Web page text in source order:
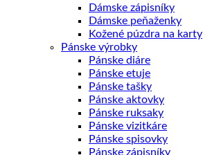
Dámske zápisníky
Dámske peňaženky
Kožené púzdra na karty
Pánske výrobky
Pánske diáre
Pánske etuje
Pánske tašky
Pánske aktovky
Pánske ruksaky
Pánske vizitkáre
Pánske spisovky
Pánske zápisníky